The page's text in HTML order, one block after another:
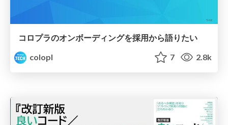
コロプラのオンボーディングを採用から語りたい
colopl
7 2.8k